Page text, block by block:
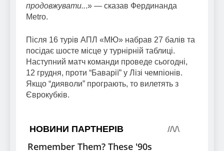
продовжувати...» — сказав Фердинанда
Metro.
Після 16 турів АПЛ «МЮ» набрав 27 балів та
посідає шосте місце у турнірній таблиці.
Наступний матч команди проведе сьогодні,
12 грудня, проти “Баварії” у Лізі чемпіонів.
Якщо “дияволи” програють, то вилетять з
Єврокубків.